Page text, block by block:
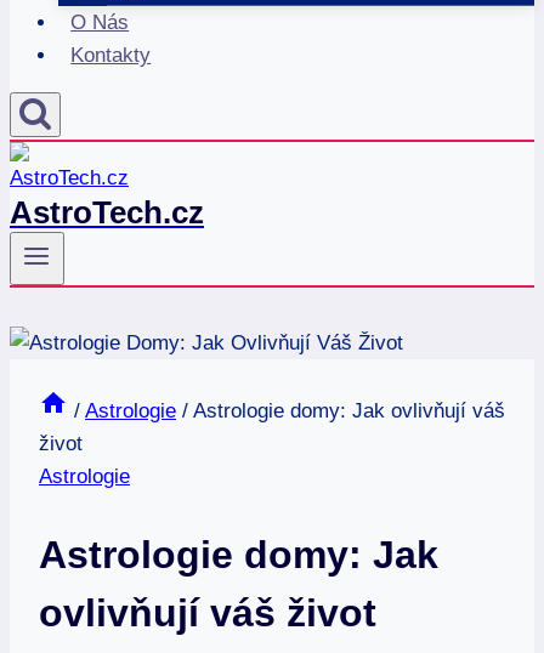
O Nás
Kontakty
AstroTech.cz
/ Astrologie / Astrologie domy: Jak ovlivňují váš
život
Astrologie
Astrologie domy: Jak
ovlivňují váš život